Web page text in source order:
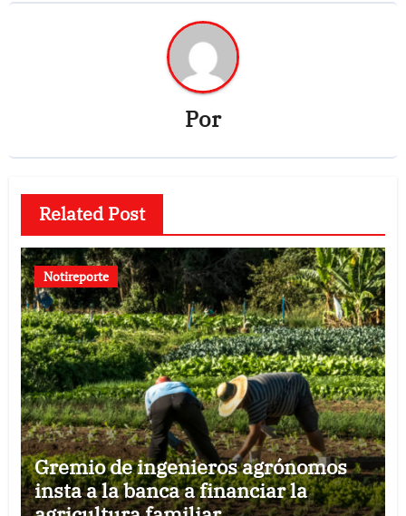
Por
Related Post
Notireporte
Gremio de ingenieros agrónomos
insta a la banca a financiar la